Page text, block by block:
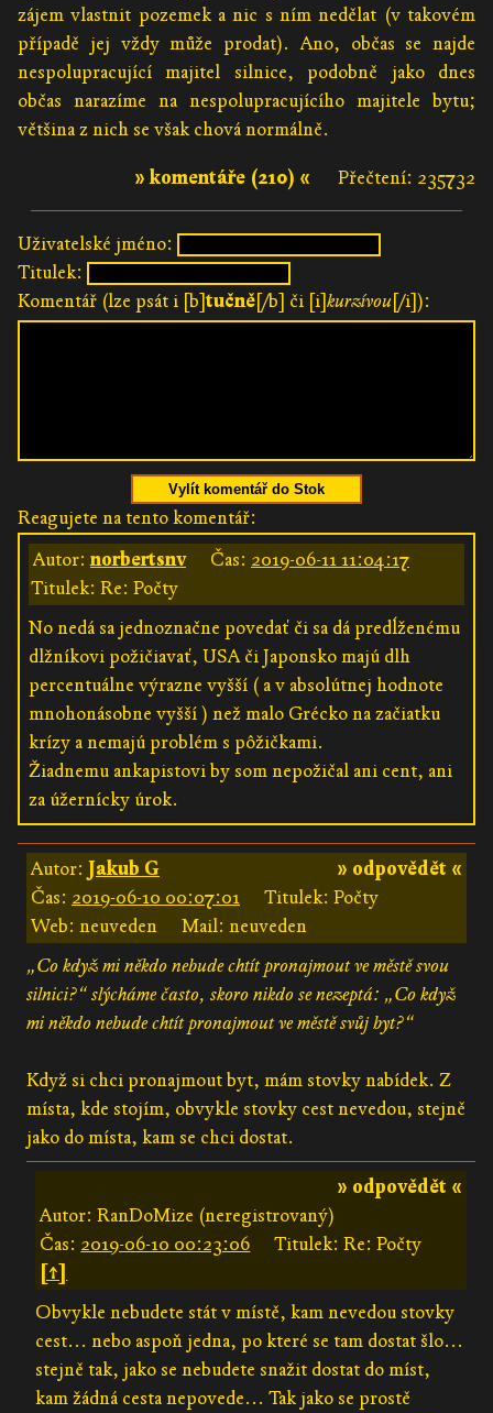
zájem vlastnit pozemek a nic s ním nedělat (v takovém
případě jej vždy může prodat). Ano, občas se najde
nespolupracující majitel silnice, podobně jako dnes
občas narazíme na nespolupracujícího majitele bytu;
většina z nich se však chová normálně.
Přečtení: 235732
» komentáře (210) «
Uživatelské jméno:
Titulek:
Komentář (lze psát i [b]tučně[/b] či [i]kurzívou[/i]):
Vylít komentář do Stok
Reagujete na tento komentář:
Autor:norbertsnv Čas: 2019-06-11 11:04:17
Titulek: Re: Počty
No nedá sa jednoznačne povedať či sa dá predĺženému
dlžníkovi požičiavať, USA či Japonsko majú dlh
percentuálne výrazne vyšší ( a v absolútnej hodnote
mnohonásobne vyšší ) než malo Grécko na začiatku
krízy a nemajú problém s pôžičkami.
Žiadnemu ankapistovi by som nepožičal ani cent, ani
za úžernícky úrok.
» odpovědět «
Autor: Jakub G
Čas: 2019-06-10 00:07:01
Titulek: Počty
Web: neuveden
Mail: neuveden
„Co když mi někdo nebude chtít pronajmout ve městě svou
silnici?“ slýcháme často, skoro nikdo se nezeptá: „Co když
mi někdo nebude chtít pronajmout ve městě svůj byt?“
Když si chci pronajmout byt, mám stovky nabídek. Z
místa, kde stojím, obvykle stovky cest nevedou, stejně
jako do místa, kam se chci dostat.
» odpovědět «
Autor: RanDoMize (neregistrovaný)
Čas: 2019-06-10 00:23:06
Titulek: Re: Počty
[↑]
Obvykle nebudete stát v místě, kam nevedou stovky
cest... nebo aspoň jedna, po které se tam dostat šlo...
stejně tak, jako se nebudete snažit dostat do míst,
kam žádná cesta nepovede... Tak jako se prostě